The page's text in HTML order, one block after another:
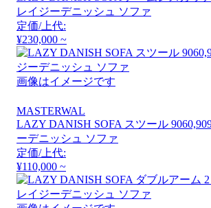
レイジーデニッシュ ソファ
定価/上代:
¥230,000 ~
画像はイメージです
MASTERWAL
LAZY DANISH SOFA スツール
ーデニッシュ ソファ
定価/上代:
¥110,000 ~